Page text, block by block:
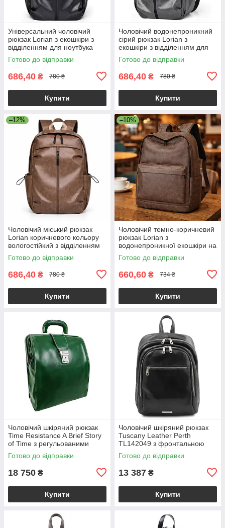
Універсальний чоловічий
рюкзак Lorian з екошкіри з
відділенням для ноутбука
водонепроникний чорний LR
4328 BK
Готово до відправки
686,40 ₴ 780 ₴
Купити
Чоловічий водонепроникний
сірий рюкзак Lorian з
екошкіри з відділенням для
ноутбука та бічними
кишенями
Готово до відправки
686,40 ₴ 780 ₴
Купити
–12%
Чоловічий міський рюкзак
Lorian коричневого кольору
вологостійкий з відділенням
для ноутбука LR 4328 BN
Готово до відправки
686,40 ₴ 780 ₴
Купити
–10%
Чоловічий темно-коричневий
рюкзак Lorian з
водонепроникної екошкіри на
регульованих лямках LR
4128 BND
Готово до відправки
660,60 ₴ 734 ₴
Купити
Чоловічий шкіряний рюкзак
Time Resistance A Brief Story
of Time з регульованими
лямками, зелений
BS5216601
Готово до відправки
18 750 ₴
Купити
Чоловічий шкіряний рюкзак
Tuscany Leather Perth
TL142049 з фронтальною
кишенею на блискавці,
чорний BS2049_1_2
Готово до відправки
13 387 ₴
Купити